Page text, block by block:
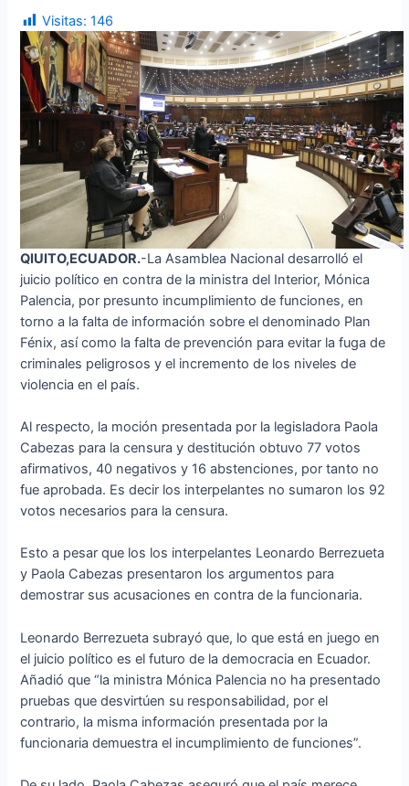
Visitas: 146
QIUITO,ECUADOR.-La Asamblea Nacional desarrolló el
juicio político en contra de la ministra del Interior, Mónica
Palencia, por presunto incumplimiento de funciones, en
torno a la falta de información sobre el denominado Plan
Fénix, así como la falta de prevención para evitar la fuga de
criminales peligrosos y el incremento de los niveles de
violencia en el país.
Al respecto, la moción presentada por la legisladora Paola
Cabezas para la censura y destitución obtuvo 77 votos
afirmativos, 40 negativos y 16 abstenciones, por tanto no
fue aprobada. Es decir los interpelantes no sumaron los 92
votos necesarios para la censura.
Esto a pesar que los los interpelantes Leonardo Berrezueta
y Paola Cabezas presentaron los argumentos para
demostrar sus acusaciones en contra de la funcionaria.
Leonardo Berrezueta subrayó que, lo que está en juego en
el juicio político es el futuro de la democracia en Ecuador.
Añadió que “la ministra Mónica Palencia no ha presentado
pruebas que desvirtúen su responsabilidad, por el
contrario, la misma información presentada por la
funcionaria demuestra el incumplimiento de funciones”.